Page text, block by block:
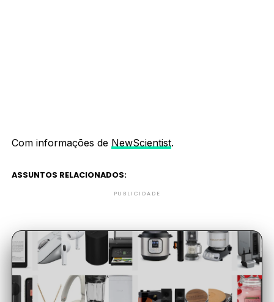
Com informações de NewScientist.
ASSUNTOS RELACIONADOS:
PUBLICIDADE